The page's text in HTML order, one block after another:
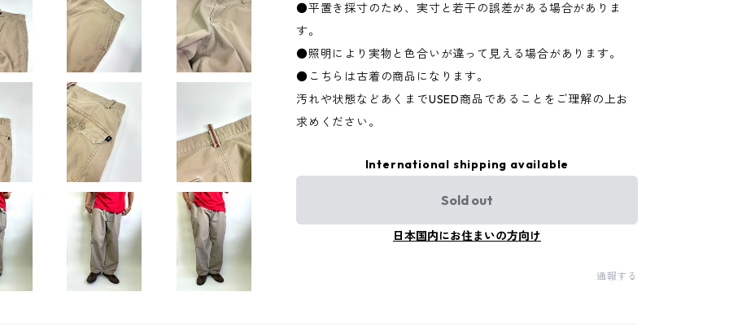
●平置き採寸のため、実寸と若干の誤差がある場合がありま
す。
●照明により実物と色合いが違って見える場合があります。
●こちらは古着の商品になります。
汚れや状態などあくまでUSED商品であることをご理解の上お
求めください。
International shipping available
Sold out
日本国内にお住まいの方向け
通報する